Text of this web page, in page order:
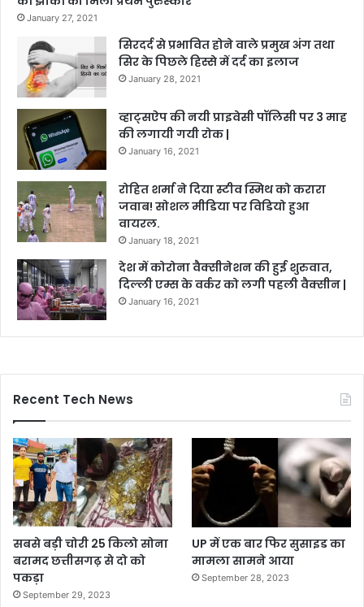
January 27, 2021
सिरदर्द से प्रभावित होने वाले प्रमुख अंग तथा
सिर के पिछले हिस्से में दर्द का इलाज
January 28, 2021
व्हाट्सऐप की नयी प्राइवेसी पॉलिसी पर 3 माह
की लगायी गयी रोक |
January 16, 2021
रोहित शर्मा ने दिया स्टीव स्मिथ को करारा
जवाब! सोशल मीडिया पर विडियो हुआ
वायरल.
January 18, 2021
देश में कोरोना वैक्सीनेशन की हुई शुरुवात,
दिल्ली एम्स के वर्कर को लगी पहली वैक्सीन |
January 16, 2021
Recent Tech News
सबसे बड़ी चोरी 25 किलो सोना
बरामद छत्तीसगढ़ से दो को
पकड़ा
September 29, 2023
UP में एक बार फिर सुसाइड का
मामला सामने आया
September 28, 2023